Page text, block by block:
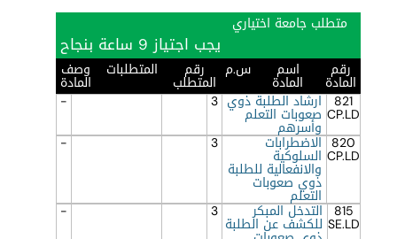
متطلب جامعة اختياري
يجب اجتياز 9 ساعة بنجاح
رقم
المادة
اسم
المادة
س.م رقم
المتطلب
المتطلبات وصف
المادة
821
CP.LD
ارشاد الطلبة ذوي
صعوبات التعلم
وأسرهم
3
-
820
CP.LD
الاضطرابات
السلوكية
والانفعالية للطلبة
ذوي صعوبات
التعلم
3
-
815
SE.LD
التدخل المبكر
للكشف عن الطلبة
3
-